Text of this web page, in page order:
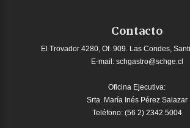
Contacto
El Trovador 4280, Of. 909. Las Condes,
E-mail: schgastro@schge.cl
Oficina Ejecutiva:
Srta. María Inés Pérez Salazar
Teléfono: (56 2) 2342 5004